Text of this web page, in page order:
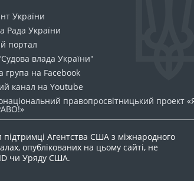
України
Рада України
портал
влада України"
група на Facebook
канал на Youtube
право​просвітницький проект
Агентства США з міжнародного
опублікованих на цьому сайті, не
чи Уряду США.